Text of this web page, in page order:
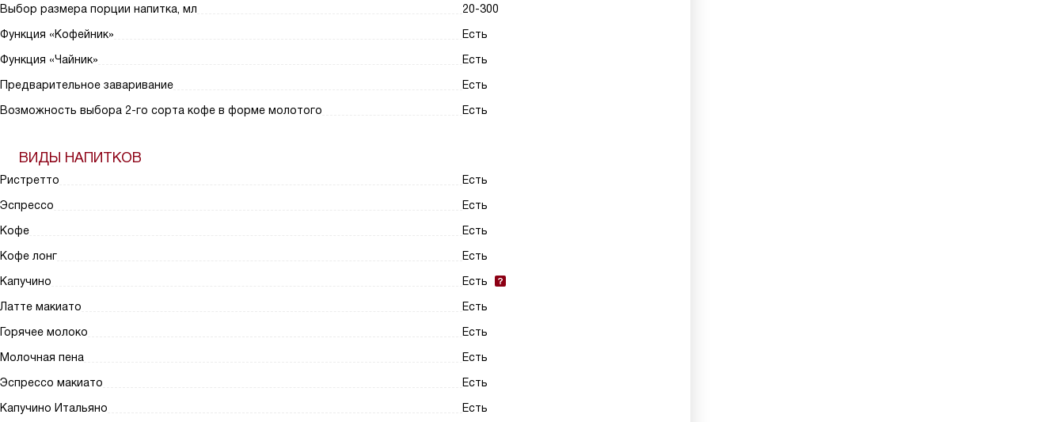
Выбор размера порции напитка, мл
20-300
Функция «Кофейник»
Есть
Функция «Чайник»
Есть
Предварительное заваривание
Есть
Возможность выбора 2-го сорта кофе в форме молотого
Есть
ВИДЫ НАПИТКОВ
Ристретто
Есть
Эспрессо
Есть
Кофе
Есть
Кофе лонг
Есть
Капучино
Есть
Латте макиато
Есть
Горячее молоко
Есть
Молочная пена
Есть
Эспрессо макиато
Есть
Капучино Итальяно
Есть